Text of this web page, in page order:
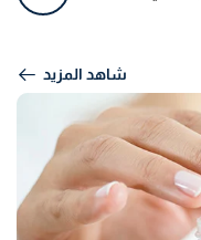
شاهد المزيد